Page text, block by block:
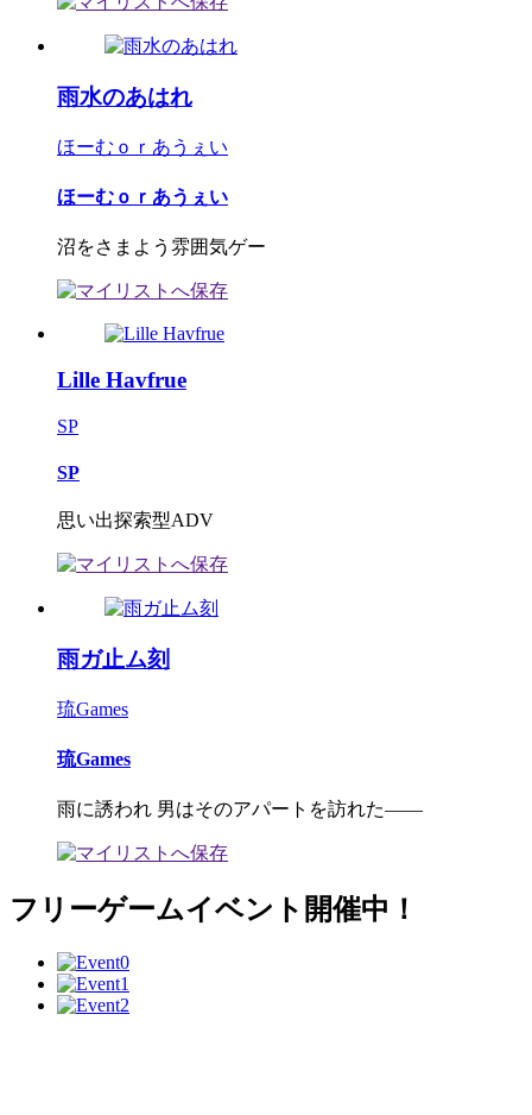
雨水のあはれ
ほーむｏｒあうぇい
ほーむｏｒあうぇい
沼をさまよう雰囲気ゲー
Lille Havfrue
SP
SP
思い出探索型ADV
雨ガ止ム刻
琉Games
琉Games
雨に誘われ 男はそのアパートを訪れた――
フリーゲームイベント開催中！